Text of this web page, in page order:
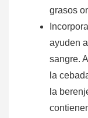
grasos
ayuden
sangre.
la
la